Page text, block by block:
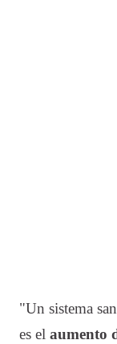
"Un sistema
es el aumento